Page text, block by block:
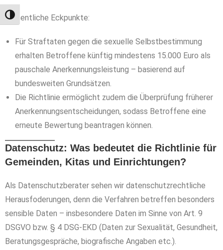
Umschalten auf hohe Kontraste
Wesentliche Eckpunkte:
Für Straftaten gegen die sexuelle Selbstbestimmung
erhalten Betroffene künftig mindestens 15.000 Euro als
pauschale Anerkennungsleistung – basierend auf
bundesweiten Grundsätzen.
Die Richtlinie ermöglicht zudem die Überprüfung früherer
Anerkennungsentscheidungen, sodass Betroffene eine
erneute Bewertung beantragen können.
Datenschutz: Was bedeutet die Richtlinie für
Gemeinden, Kitas und Einrichtungen?
Als Datenschutzberater sehen wir datenschutzrechtliche
Herausfoderungen, denn die Verfahren betreffen besonders
sensible Daten – insbesondere Daten im Sinne von Art. 9
DSGVO bzw. § 4 DSG-EKD (Daten zur Sexualität, Gesundheit,
Beratungsgespräche, biografische Angaben etc.).